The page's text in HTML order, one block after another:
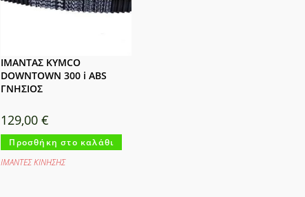
ΙΜΑΝΤΑΣ KYMCO
DOWNTOWN 300 i ABS
ΓΝΗΣΙΟΣ
129,00€
Προσθήκη στο καλάθι
ΙΜΑΝΤΕΣ ΚΙΝΗΣΗΣ